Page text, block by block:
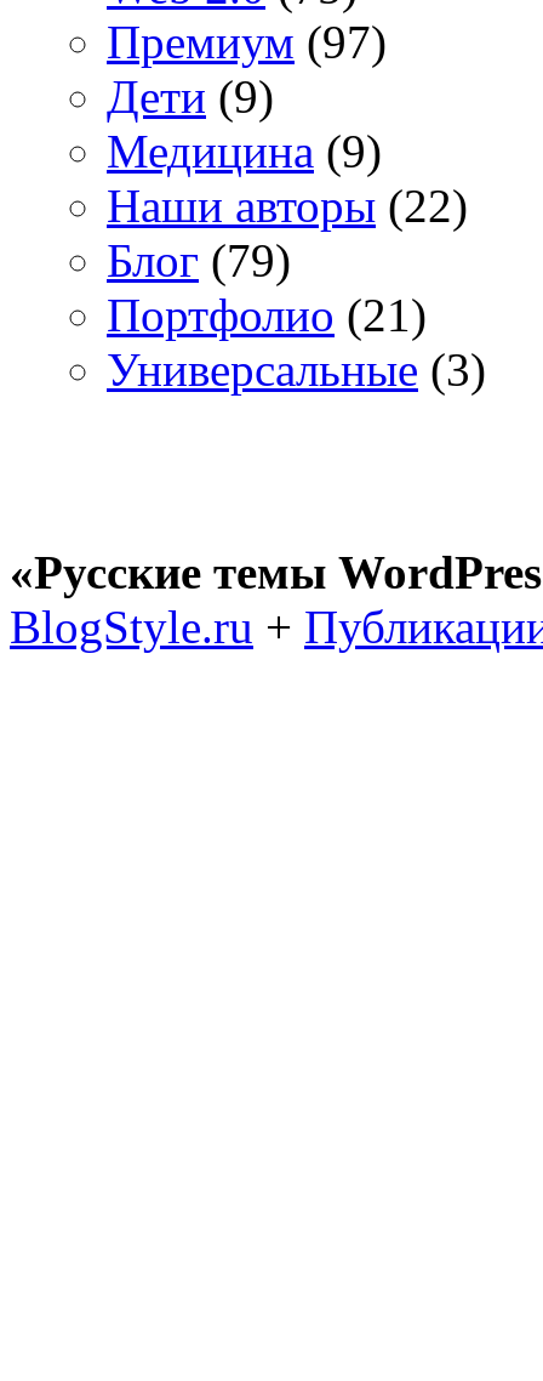
Премиум (97)
Дети (9)
Медицина (9)
Наши авторы (22)
Блог (79)
Портфолио (21)
Универсальные (3)
«Русские темы
BlogStyle.ru +